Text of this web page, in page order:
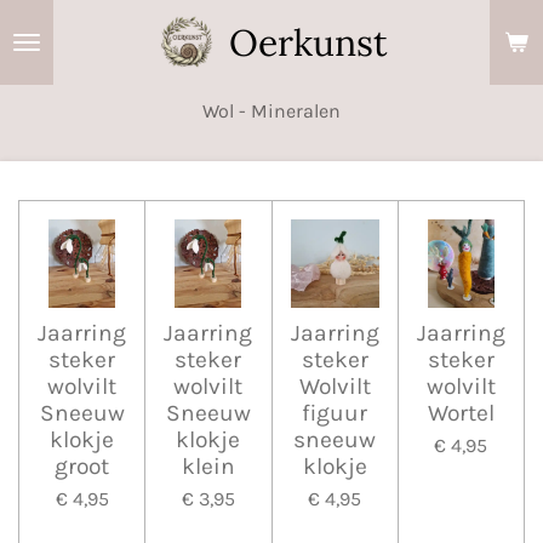
hoofdinhoud
Oerkunst
Wol - Mineralen
Jaarring
steker
wolvilt
Sneeuw
klokje
groot
€ 4,95
Jaarring
steker
wolvilt
Sneeuw
klokje
klein
€ 3,95
Jaarring
steker
Wolvilt
figuur
sneeuw
klokje
€ 4,95
Jaarring
steker
wolvilt
Wortel
€ 4,95